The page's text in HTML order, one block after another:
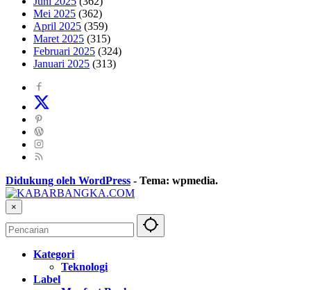
Mei 2025 (362)
April 2025 (359)
Maret 2025 (315)
Februari 2025 (324)
Januari 2025 (313)
Didukung oleh WordPress - Tema: wpmedia.
×
Kategori
Teknologi
Label